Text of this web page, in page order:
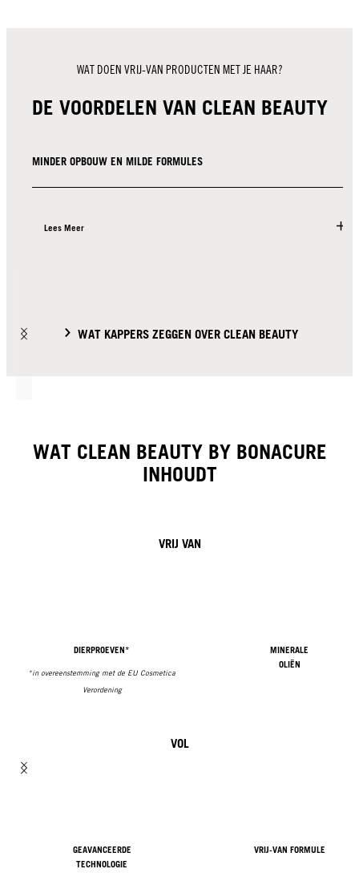
WAT DOEN VRIJ-VAN PRODUCTEN MET JE HAAR?
DE VOORDELEN VAN CLEAN BEAUTY
MINDER OPBOUW EN MILDE FORMULES
Lees Meer
WAT KAPPERS ZEGGEN OVER CLEAN BEAUTY
WAT CLEAN BEAUTY BY BONACURE
INHOUDT
VRIJ VAN
DIERPROEVEN*
*in overeenstemming met de EU Cosmetica
Verordening
MINERALE
OLIËN
VOL
GEAVANCEERDE
TECHNOLOGIE
VRIJ-VAN FORMULE